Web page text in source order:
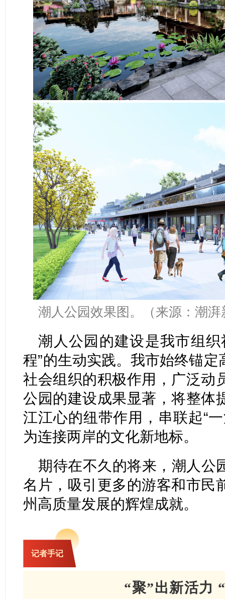
潮人公园效果图。（来源：潮湃
潮人公园的建设是我市组
程”的生动实践。我市始终锚
社会组织的积极作用，广泛动
公园的建设成果显著，将整体
江江心的纽带作用，串联起“
为连接两岸的文化新地标。
期待在不久的将来，潮人公
名片，吸引更多的游客和市民
州高质量发展的辉煌成就。
记者手记
“聚”出新活力